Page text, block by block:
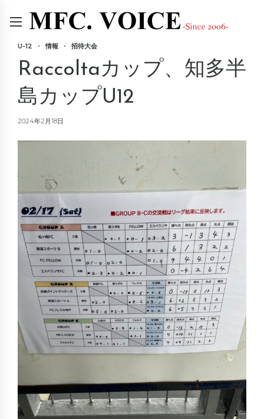
U-12 情報 招待大会
Raccoltaカップ、知多半
島カップU12
2024年2月18日